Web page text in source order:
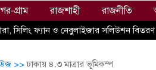
গ্রাম রাজশাহী রাজনীতি
সিলিং ফ্যান ও নেবুলাইজার সলিউশন বিতরণ
>>ঢাকায় ৪.৩ মাত্রার ভূমিকম্প